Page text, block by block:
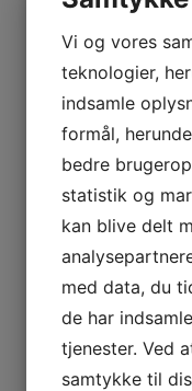
Alle massive
gulvbehandling
stedet give
overflade, som
i hverdagen.
nyslebet gulv for
Hvorfor er
løsning?
En gulvlakering
gulv, der er
kan modstå
lakken, som
resultatet er et
behageligt at gå
Vi og vores
teknologier,
indsamle
formål,
bedre
statistik og
kan blive delt
med data, du
de har
tjenester. Ved
samtykke til